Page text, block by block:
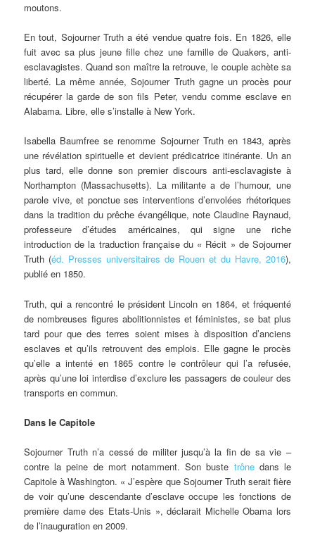
moutons.
En tout, Sojourner Truth a été vendue quatre fois. En 1826, elle
fuit avec sa plus jeune fille chez une famille de Quakers, anti-
esclavagistes. Quand son maître la retrouve, le couple achète sa
liberté. La même année, Sojourner Truth gagne un procès pour
récupérer la garde de son fils Peter, vendu comme esclave en
Alabama. Libre, elle s’installe à New York.
Isabella Baumfree se renomme Sojourner Truth en 1843, après
une révélation spirituelle et devient prédicatrice itinérante. Un an
plus tard, elle donne son premier discours anti-esclavagiste à
Northampton (Massachusetts). La militante a de l’humour, une
parole vive, et ponctue ses interventions d’envolées rhétoriques
dans la tradition du prêche évangélique, note Claudine Raynaud,
professeure d’études américaines, qui signe une riche
introduction de la traduction française du « Récit » de Sojourner
Truth (éd. Presses universitaires de Rouen et du Havre, 2016),
publié en 1850.
Truth, qui a rencontré le président Lincoln en 1864, et fréquenté
de nombreuses figures abolitionnistes et féministes, se bat plus
tard pour que des terres soient mises à disposition d’anciens
esclaves et qu’ils retrouvent des emplois. Elle gagne le procès
qu’elle a intenté en 1865 contre le contrôleur qui l’a refusée,
après qu’une loi interdise d’exclure les passagers de couleur des
transports en commun.
Dans le Capitole
Sojourner Truth n’a cessé de militer jusqu’à la fin de sa vie –
contre la peine de mort notamment. Son buste trônedans le
Capitole à Washington. « J’espère que Sojourner Truth serait fière
de voir qu’une descendante d’esclave occupe les fonctions de
première dame des Etats-Unis », déclarait Michelle Obama lors
de l’inauguration en 2009.